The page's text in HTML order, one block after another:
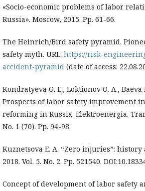
«Socio-economic problems of labor
Russia». Moscow, 2015. Pp. 61-66.
The Heinrich/Bird safety pyramid.
safety myth. URL: https://risk-
accident-pyramid (date of access:
Kondratyeva O. E., Loktionov O. A.,
Prospects of labor safety improvement
reforming in Russia. Elektroenergia.
No. 1 (70). Pp. 94-98.
Kuznetsova E. A. “Zero injuries”:
2018. Vol. 5. No. 2. Pp. 521540.
Concept of development of labor safety